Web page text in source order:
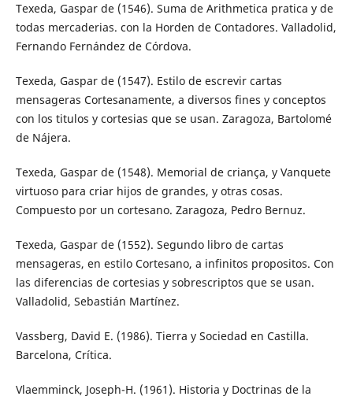
Texeda, Gaspar de (1546). Suma de Arithmetica pratica y de
todas mercaderias. con la Horden de Contadores. Valladolid,
Fernando Fernández de Córdova.
Texeda, Gaspar de (1547). Estilo de escrevir cartas
mensageras Cortesanamente, a diversos fines y conceptos
con los titulos y cortesias que se usan. Zaragoza, Bartolomé
de Nájera.
Texeda, Gaspar de (1548). Memorial de criança, y Vanquete
virtuoso para criar hijos de grandes, y otras cosas.
Compuesto por un cortesano. Zaragoza, Pedro Bernuz.
Texeda, Gaspar de (1552). Segundo libro de cartas
mensageras, en estilo Cortesano, a infinitos propositos. Con
las diferencias de cortesias y sobrescriptos que se usan.
Valladolid, Sebastián Martínez.
Vassberg, David E. (1986). Tierra y Sociedad en Castilla.
Barcelona, Crítica.
Vlaemminck, Joseph-H. (1961). Historia y Doctrinas de la